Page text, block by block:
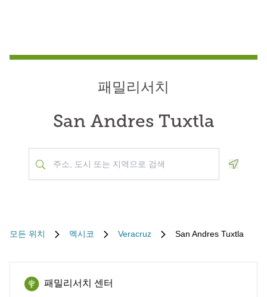
패밀리서치
San Andres Tuxtla
모든 위치 멕시코 Veracruz San Andres Tuxtla
패밀리서치 센터